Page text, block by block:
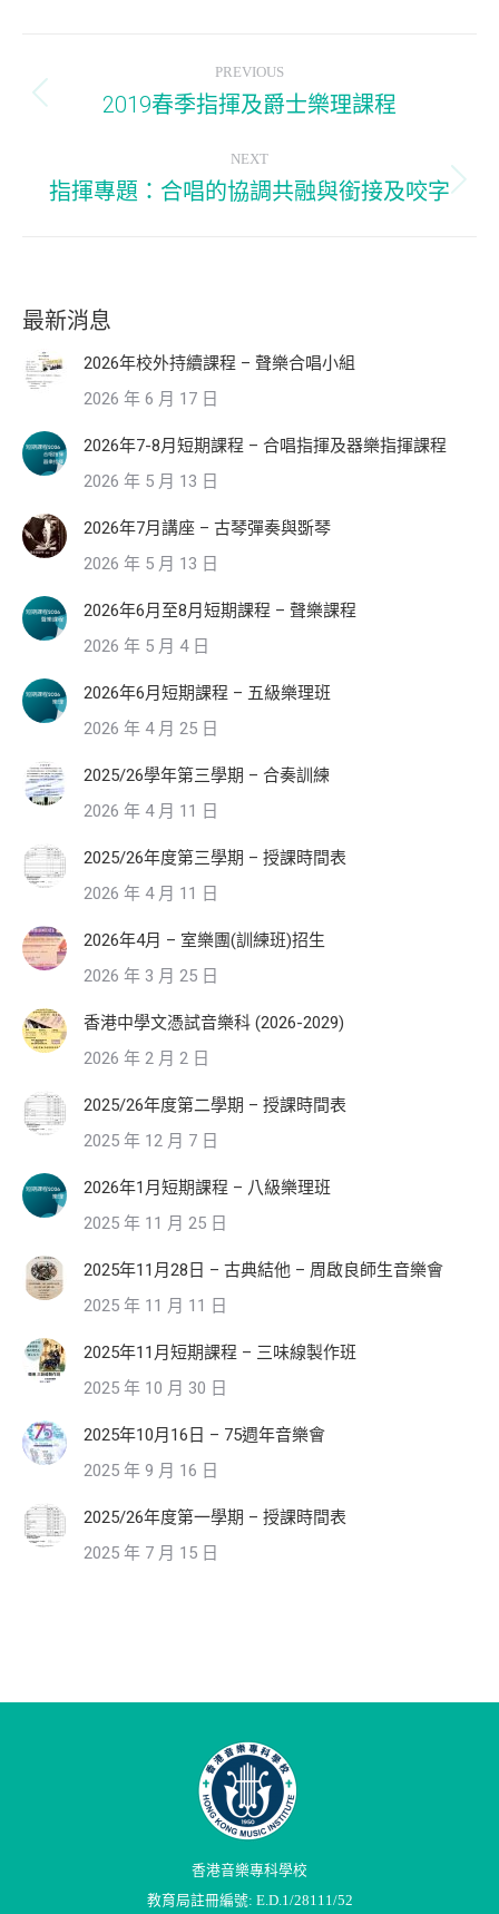
navigation
PREVIOUS
Previous
2019春季指揮及爵士樂理課程
NEXT
Next
指揮專題：合唱的協調共融與銜接及咬字
最新消息
2026年校外持續課程 – 聲樂合唱小組
2026 年 6 月 17 日
2026年7-8月短期課程 – 合唱指揮及器樂指揮課程
2026 年 5 月 13 日
2026年7月講座 – 古琴彈奏與斲琴
2026 年 5 月 13 日
2026年6月至8月短期課程 – 聲樂課程
2026 年 5 月 4 日
2026年6月短期課程 – 五級樂理班
2026 年 4 月 25 日
2025/26學年第三學期 – 合奏訓練
2026 年 4 月 11 日
2025/26年度第三學期 – 授課時間表
2026 年 4 月 11 日
2026年4月 – 室樂團(訓練班)招生
2026 年 3 月 25 日
香港中學文憑試音樂科 (2026-2029)
2026 年 2 月 2 日
2025/26年度第二學期 – 授課時間表
2025 年 12 月 7 日
2026年1月短期課程 – 八級樂理班
2025 年 11 月 25 日
2025年11月28日 – 古典結他 – 周啟良師生音樂會
2025 年 11 月 11 日
2025年11月短期課程 – 三味線製作班
2025 年 10 月 30 日
2025年10月16日 – 75週年音樂會
2025 年 9 月 16 日
2025/26年度第一學期 – 授課時間表
2025 年 7 月 15 日
香港音樂專科學校
教育局註冊編號: E.D.1/28111/52